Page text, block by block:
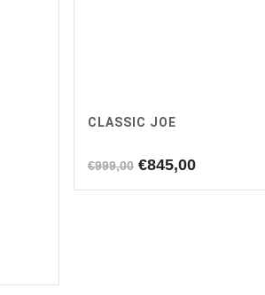
CLASSIC JOE
€999,00 Oorspronkelijke
€845,00Huidige